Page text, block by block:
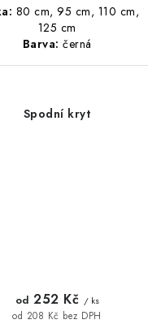
80 cm, 95 cm, 110 cm,
125 cm
Barva: černá
Spodní kryt
od 208 Kč bez DPH
od 252 Kč / ks